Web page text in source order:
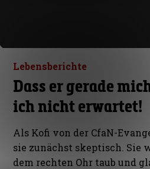
Lebensberichte
Dass er gerade
ich nicht erwartet!
Als Kofi von der CfaN-
sie zunächst skeptisch. Sie
dem rechten Ohr taub und